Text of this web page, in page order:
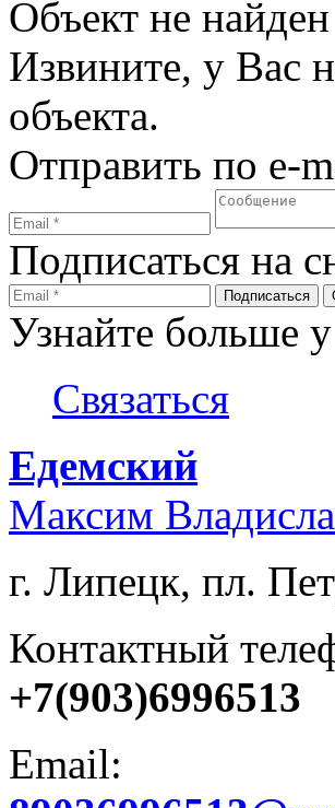
Объект не найден
Извините, у Вас
объекта.
Отправить по e-
Подписаться на
Узнайте больше
Связаться
Едемский
Максим
г. Липецк, пл.
Контактный
+7(903)6996513
Email: